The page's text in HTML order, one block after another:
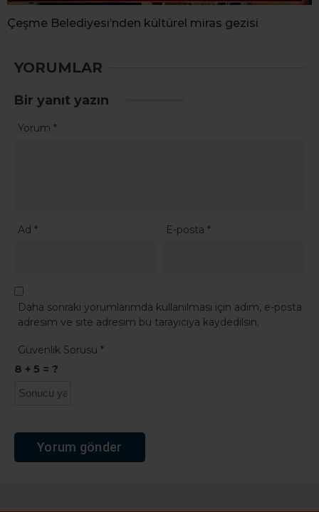
Çeşme Belediyesi’nden kültürel miras gezisi
YORUMLAR
Bir yanıt yazın
Yorum *
Ad * E-posta*
Daha sonraki yorumlarımda kullanılması için adım, e-posta
adresim ve site adresim bu tarayıcıya kaydedilsin.
Güvenlik Sorusu *
8 + 5 = ?